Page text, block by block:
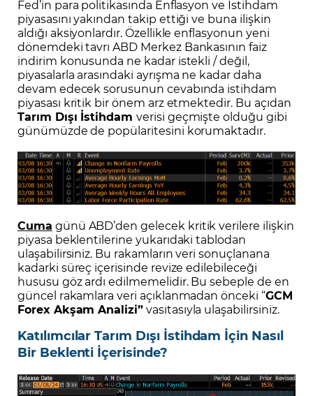
Fed’in para politikasında Enflasyon ve İstihdam
piyasasını yakından takip ettiği ve buna ilişkin
aldığı aksiyonlardır. Özellikle enflasyonun yeni
dönemdeki tavrı ABD Merkez Bankasının faiz
indirim konusunda ne kadar istekli / değil,
piyasalarla arasındaki ayrışma ne kadar daha
devam edecek sorusunun cevabında istihdam
piyasası kritik bir önem arz etmektedir. Bu açıdan
Tarım Dışı İstihdam verisi geçmişte olduğu gibi
günümüzde de popülaritesini korumaktadır.
Cuma günü ABD’den gelecek kritik verilere ilişkin
piyasa beklentilerine yukarıdaki tablodan
ulaşabilirsiniz. Bu rakamların veri sonuçlanana
kadarki süreç içerisinde revize edilebileceği
hususu göz ardı edilmemelidir. Bu sebeple de en
güncel rakamlara veri açıklanmadan önceki “GCM
Forex Akşam Analizi”vasıtasıyla ulaşabilirsiniz.
Katılımcılar Tarım Dışı İstihdam İçin Nasıl
Bir Beklenti İçerisinde?